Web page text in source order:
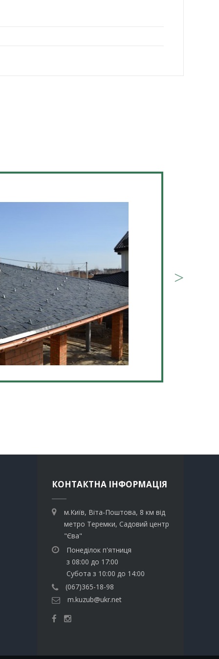
КОНТАКТНА ІНФОРМАЦІЯ
м.Київ, Віта-Поштова, 8 км від
метро Теремки, Садовий центр
"Єва"
Понеділок п'ятниця
з 08:00 до 17:00
Субота з 10:00 до 14:00
(067)365-18-98
m.kuzub@ukr.net